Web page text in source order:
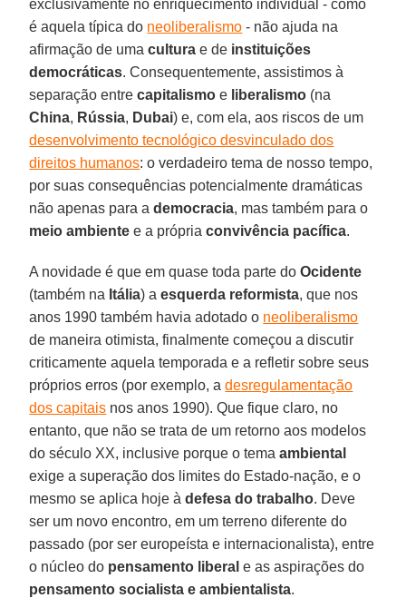
exclusivamente no enriquecimento individual - como
é aquela típica do neoliberalismo - não ajuda na
afirmação de umacultura e de instituições
democráticas. Consequentemente, assistimos à
separação entrecapitalismo e liberalismo (na
China, Rússia, Dubai) e, com ela, aos riscos de um
desenvolvimento tecnológico desvinculado dos
direitos humanos: o verdadeiro tema de nosso tempo,
por suas consequências potencialmente dramáticas
não apenas para ademocracia, mas também para o
meio ambiente e a própriaconvivência pacífica.
A novidade é que em quase toda parte doOcidente
(também na Itália) aesquerda reformista, que nos
anos 1990 também havia adotado o neoliberalismo
de maneira otimista, finalmente começou a discutir
criticamente aquela temporada e a refletir sobre seus
próprios erros (por exemplo, adesregulamentação
dos capitais nos anos 1990). Que fique claro, no
entanto, que não se trata de um retorno aos modelos
do século XX, inclusive porque o temaambiental
exige a superação dos limites do Estado-nação, e o
mesmo se aplica hoje àdefesa do trabalho. Deve
ser um novo encontro, em um terreno diferente do
passado (por ser europeísta e internacionalista), entre
o núcleo do pensamento liberal e as aspirações do
pensamento socialista e ambientalista.